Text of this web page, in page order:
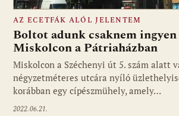
AZ ECETFÁK ALÓL JELENTEM
Boltot adunk csaknem
Miskolcon a Pátriaházban
Miskolcon a Széchenyi út 5. szám alatt
négyzetméteres utcára nyíló
korábban egy cípészmühely, amely…
2022.06.21.